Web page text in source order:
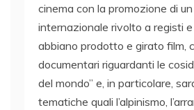
cinema con la promozione di
internazionale rivolto a registi
abbiano prodotto e girato film,
documentari riguardanti le
del mondo” e, in particolare,
tematiche quali l’alpinismo,